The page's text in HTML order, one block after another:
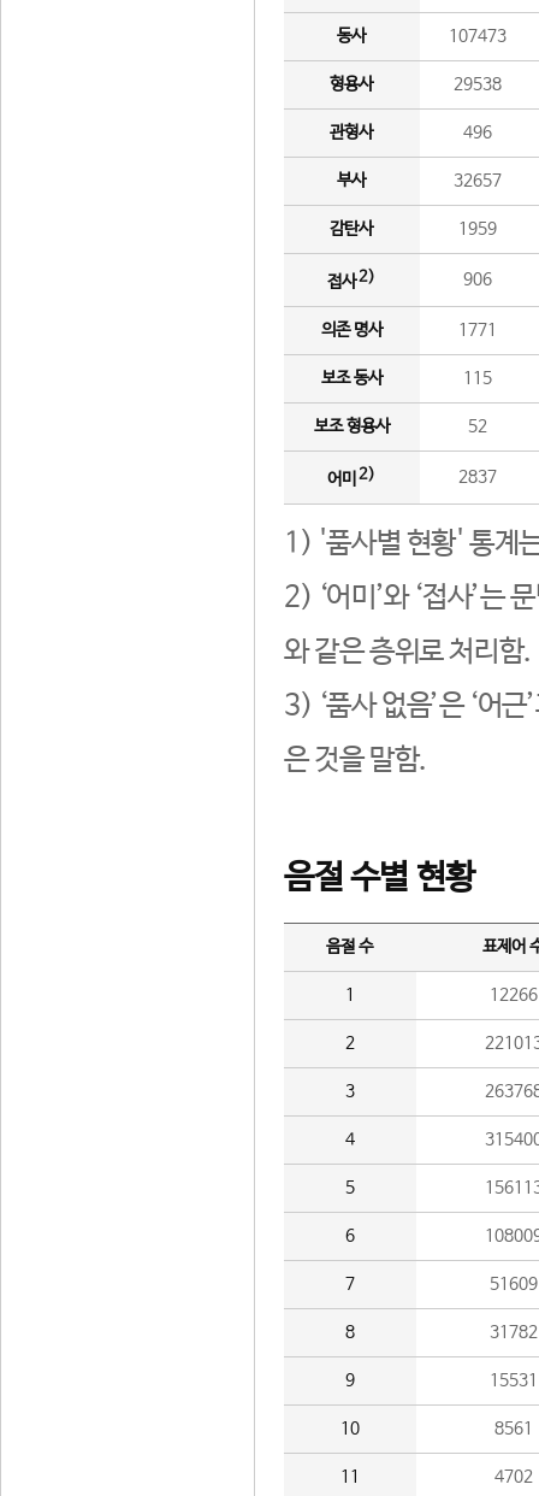
동사 107473
형용사 29538
관형사 496
부사 32657
감탄사 1959
접사2) 906
의존 명사 1771
보조 동사 115
보조 형용사 52
어미 2) 2837
1) '품사별 현황' 통계
2) ‘어미’와 ‘접사’는
와 같은 층위로 처리함.
3) ‘품사 없음’은 ‘어
은 것을 말함.
음절 수별 현황
음절 수 표제어
1 12266
2
3
4
5
6
7 51609
8 31782
9 15531
10 8561
11 4702